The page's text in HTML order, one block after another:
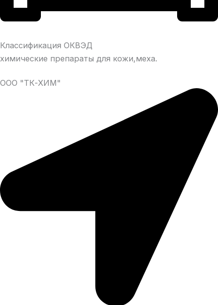
Классификация ОКВЭД
химические препараты для кожи,меха.
ООО "ТК-ХИМ"